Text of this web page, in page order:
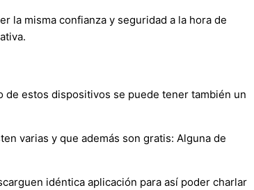
la misma confianza y seguridad a la hora de
de estos dispositivos se puede tener también un
varias y que además son gratis: Alguna de
idéntica aplicación para así poder charlar